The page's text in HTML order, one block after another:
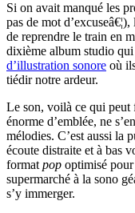
Si on avait manqué les
pas de mot
de reprendre le train en
dixième album studio qui
d’illustration sonore où
tiédir notre ardeur.
Le son, voilà ce qui peut
énorme d’emblée, ne
mélodies. C’est aussi la
écoute distraite et à bas
format pop optimisé
supermarché à la sono
s’y immerger.